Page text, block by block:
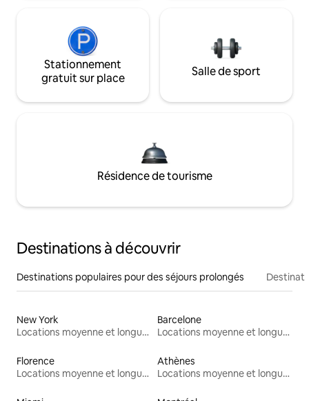
Stationnement
gratuit sur place
Salle de sport
Résidence de tourisme
Destinations à découvrir
Destinations populaires pour des séjours prolongés
New York
Locations moyenne et longue durée
Barcelone
Locations moyenne et longue durée
Florence
Locations moyenne et longue durée
Athènes
Locations moyenne et longue durée